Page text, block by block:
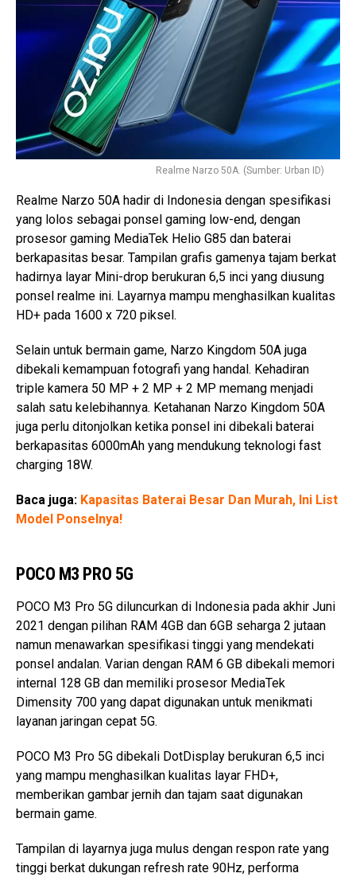
Realme Narzo 50A. (Sumber: Urban ID)
Realme Narzo 50A hadir di Indonesia dengan spesifikasi
yang lolos sebagai ponsel gaming low-end, dengan
prosesor gaming MediaTek Helio G85 dan baterai
berkapasitas besar. Tampilan grafis gamenya tajam berkat
hadirnya layar Mini-drop berukuran 6,5 inci yang diusung
ponsel realme ini. Layarnya mampu menghasilkan kualitas
HD+ pada 1600 x 720 piksel.
Selain untuk bermain game, Narzo Kingdom 50A juga
dibekali kemampuan fotografi yang handal. Kehadiran
triple kamera 50 MP + 2 MP + 2 MP memang menjadi
salah satu kelebihannya. Ketahanan Narzo Kingdom 50A
juga perlu ditonjolkan ketika ponsel ini dibekali baterai
berkapasitas 6000mAh yang mendukung teknologi fast
charging 18W.
Baca juga: Kapasitas Baterai Besar Dan Murah, Ini List
Model Ponselnya!
POCO M3 PRO 5G
POCO M3 Pro 5G diluncurkan di Indonesia pada akhir Juni
2021 dengan pilihan RAM 4GB dan 6GB seharga 2 jutaan
namun menawarkan spesifikasi tinggi yang mendekati
ponsel andalan. Varian dengan RAM 6 GB dibekali memori
internal 128 GB dan memiliki prosesor MediaTek
Dimensity 700 yang dapat digunakan untuk menikmati
layanan jaringan cepat 5G.
POCO M3 Pro 5G dibekali DotDisplay berukuran 6,5 inci
yang mampu menghasilkan kualitas layar FHD+,
memberikan gambar jernih dan tajam saat digunakan
bermain game.
Tampilan di layarnya juga mulus dengan respon rate yang
tinggi berkat dukungan refresh rate 90Hz, performa